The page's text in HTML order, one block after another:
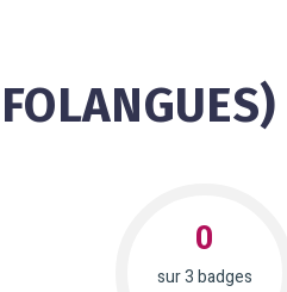
0
sur 3 badges